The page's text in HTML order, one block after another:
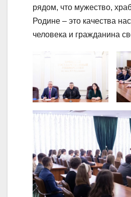
рядом, что мужество,
Родине – это качества
человека и гражданина